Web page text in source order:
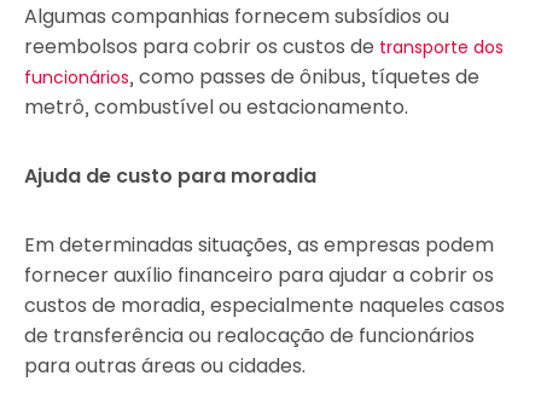
Algumas companhias fornecem subsídios ou
reembolsos para cobrir os custos de transporte dos
funcionários, como passes de ônibus, tíquetes de
metrô, combustível ou estacionamento.
Ajuda de custo para moradia
Em determinadas situações, as empresas podem
fornecer auxílio financeiro para ajudar a cobrir os
custos de moradia, especialmente naqueles casos
de transferência ou realocação de funcionários
para outras áreas ou cidades.